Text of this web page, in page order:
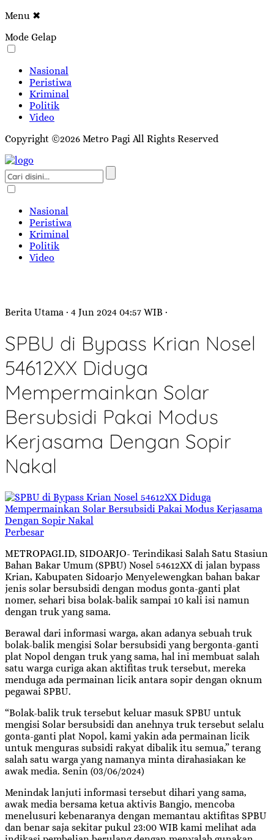
Menu ✖
Mode Gelap
Nasional
Peristiwa
Kriminal
Politik
Video
Copyright ©2026 Metro Pagi All Rights Reserved
Nasional
Peristiwa
Kriminal
Politik
Video
Berita Utama · 4 Jun 2024 04:57 WIB ·
SPBU di Bypass Krian Nosel
54612XX Diduga
Mempermainkan Solar
Bersubsidi Pakai Modus
Kerjasama Dengan Sopir
Nakal
Perbesar
METROPAGI.ID, SIDOARJO- Terindikasi Salah Satu Stasiun
Bahan Bakar Umum (SPBU) Nosel 54612XX di jalan bypass
Krian, Kabupaten Sidoarjo Menyelewengkan bahan bakar
jenis solar bersubsidi dengan modus gonta-ganti plat
nomer, sehari bisa bolak-balik sampai 10 kali isi namun
dengan truk yang sama.
Berawal dari informasi warga, akan adanya sebuah truk
bolak-balik mengisi Solar bersubsidi yang bergonta-ganti
plat Nopol dengan truk yang sama, hal ini membuat salah
satu warga curiga akan aktifitas truk tersebut, mereka
menduga ada permainan licik antara sopir dengan oknum
pegawai SPBU.
“Bolak-balik truk tersebut keluar masuk SPBU untuk
mengisi Solar bersubsidi dan anehnya truk tersebut selalu
gonta-ganti plat Nopol, kami yakin ada permainan licik
untuk menguras subsidi rakyat dibalik itu semua,” terang
salah satu warga yang namanya minta dirahasiakan ke
awak media. Senin (03/06/2024)
Menindak lanjuti informasi tersebut dihari yang sama,
awak media bersama ketua aktivis Bangjo, mencoba
menelusuri kebenaranya dengan memantau aktifitas SPBU
dan benar saja sekitar pukul 23:00 WIB kami melihat ada